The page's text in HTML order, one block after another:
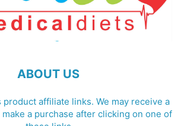
ABOUT US
affiliate links. We may receive a
a purchase after clicking on one of